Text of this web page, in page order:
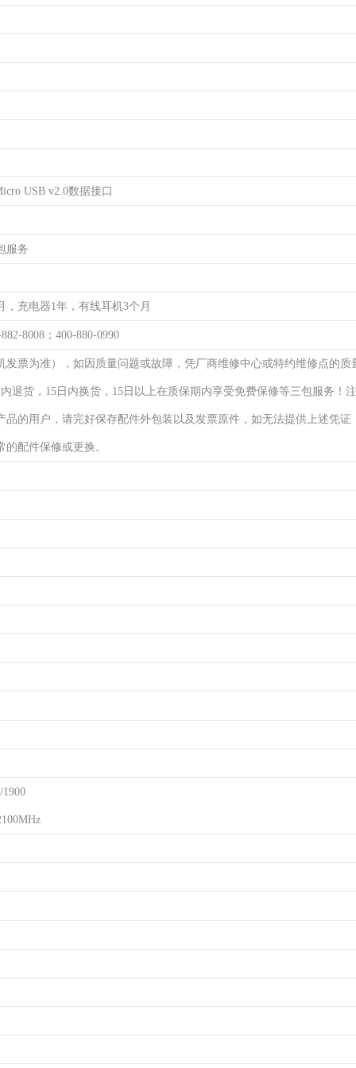
USB v2.0数据接口
服务
，充电器1年，有线耳机3个月
8008；400-880-0990
发票为准），如因质量问题或故障，凭厂商维修中心或特约维修点的质
退货，15日内换货，15日以上在质保期内享受免费保修等三包服务！
品的用户，请完好保存配件外包装以及发票原件，如无法提供上述凭证
配件保修或更换。
1900